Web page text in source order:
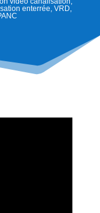
enterrée, VRD,